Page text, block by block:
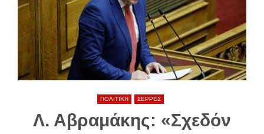
ΠΟΛΙΤΙΚΗ ΣΕΡΡΕΣ
Λ. Αβραμάκης: «Σχεδόν